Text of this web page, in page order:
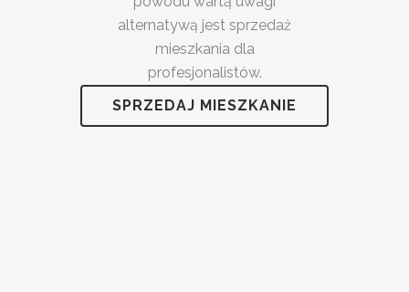
alternatywą jest sprzedaż
mieszkania dla
profesjonalistów.
SPRZEDAJ MIESZKANIE